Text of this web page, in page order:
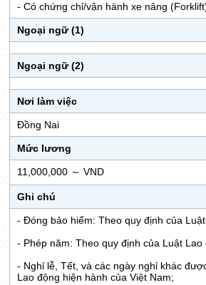
- Có chứng chỉ/vận hành xe nâng
Ngoại ngữ (1)
Ngoại ngữ (2)
Nơi làm việc
Đồng Nai
Mức lương
11,000,000 ～ VND
Ghi chú
- Đóng bảo hiểm: Theo quy định của
- Phép năm: Theo quy định của Luật Lao
- Nghỉ lễ, Tết, và các ngày nghỉ khác
Lao động hiện hành của Việt Nam;